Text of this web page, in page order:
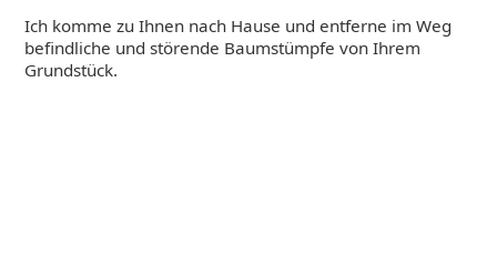
Ich komme zu Ihnen nach Hause und entferne im Weg
befindliche und störende Baumstümpfe von Ihrem
Grundstück.